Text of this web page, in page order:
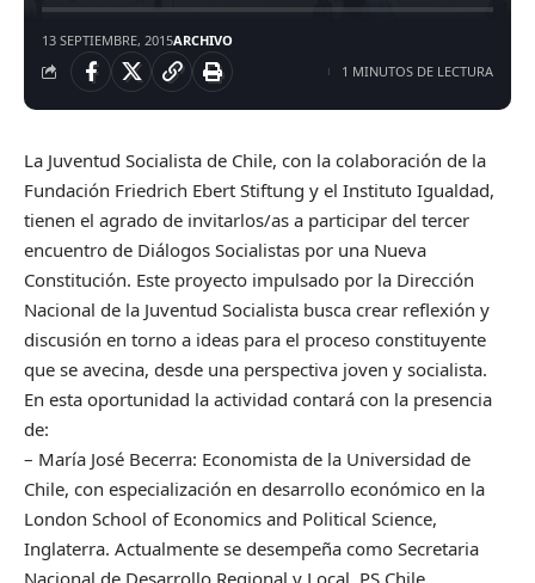
13 SEPTIEMBRE, 2015ARCHIVO
1 MINUTOS DE LECTURA
La Juventud Socialista de Chile, con la colaboración de la
Fundación Friedrich Ebert Stiftung y el Instituto Igualdad,
tienen el agrado de invitarlos/as a participar del tercer
encuentro de Diálogos Socialistas por una Nueva
Constitución. Este proyecto impulsado por la Dirección
Nacional de la Juventud Socialista busca crear reflexión y
discusión en torno a ideas para el proceso constituyente
que se avecina, desde una perspectiva joven y socialista.
En esta oportunidad la actividad contará con la presencia
de:
– María José Becerra: Economista de la Universidad de
Chile, con especialización en desarrollo económico en la
London School of Economics and Political Science,
Inglaterra. Actualmente se desempeña como Secretaria
Nacional de Desarrollo Regional y Local, PS Chile.